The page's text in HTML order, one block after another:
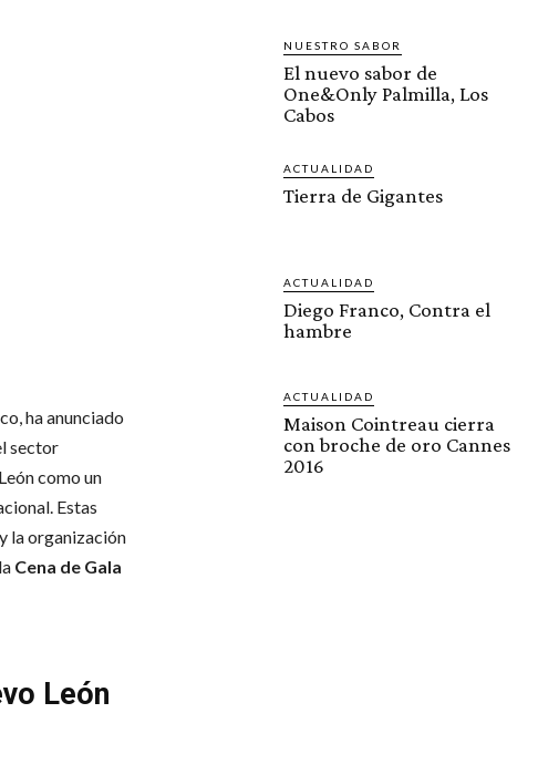
ha anunciado
sector
como un
Estas
la organización
Cena de Gala
León
NUESTRO SABOR
El nuevo sabor de
One&Only Palmilla, Los
Cabos
ACTUALIDAD
Tierra de Gigantes
ACTUALIDAD
Diego Franco, Contra el
hambre
ACTUALIDAD
Maison Cointreau cierra
con broche de oro Cannes
2016